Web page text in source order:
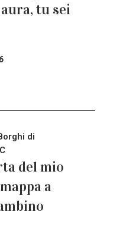
tu sei
di
del mio
a